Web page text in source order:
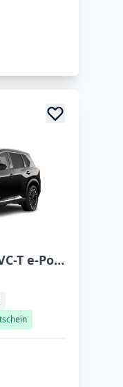
Nissan X-TRAIL 1.5 VC-T e-Power